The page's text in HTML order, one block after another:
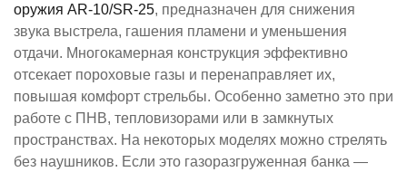
оружия ​AR-10/SR-25​, предназначен для снижения
звука выстрела, гашения пламени и уменьшения
отдачи. Многокамерная конструкция эффективно
отсекает пороховые газы и перенаправляет их,
повышая комфорт стрельбы. Особенно заметно это при
работе с ПНВ, тепловизорами или в замкнутых
пространствах. На некоторых моделях можно стрелять
без наушников. Если это газоразгруженная банка —